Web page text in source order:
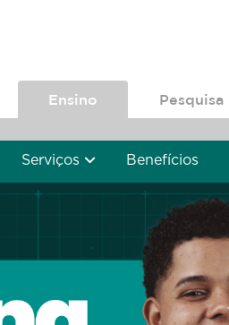
Ensino Pesquisa
Serviços Benefícios